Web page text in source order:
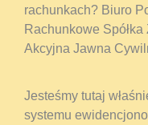
rachunkach? Biuro
Rachunkowe
Akcyjna Jawna
Jesteśmy tutaj
systemu